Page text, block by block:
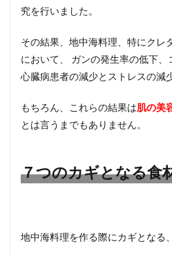
究を行いました。
その結果、地中海料理、特にクレ
において、 ガンの発生率の低下、
心臓病患者の減少とストレスの減
もちろん、これらの結果は肌の美
とは言うまでもありません。
７つのカギとなる食
地中海料理を作る際にカギとなる